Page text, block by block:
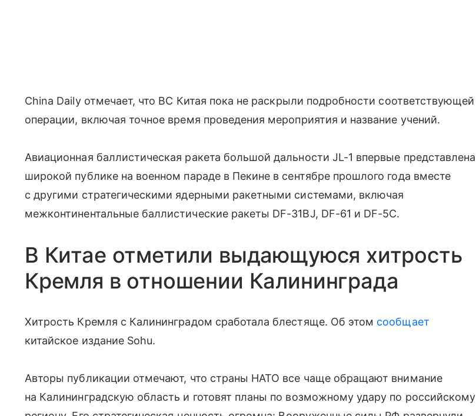
China Daily отмечает, что ВС Китая пока не раскрыли подробности соответствующей
операции, включая точное время проведения мероприятия и название учений.
Авиационная баллистическая ракета большой дальности JL-1 впервые представлена
широкой публике на военном параде в Пекине в сентябре прошлого года вместе
с другими стратегическими ядерными ракетными системами, включая
межконтинентальные баллистические ракеты DF-31BJ, DF-61 и DF-5C.
В Китае отметили выдающуюся хитрость
Кремля в отношении Калининграда
Хитрость Кремля с Калининградом сработала блестяще. Об этом сообщает
китайское издание Sohu.
Авторы публикации отмечают, что страны НАТО все чаще обращают внимание
на Калининградскую область и готовят планы по возможному удару по российскому